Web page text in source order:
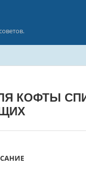
КОФТЫ